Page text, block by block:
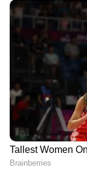
എപ്പോഴും
Malayalam